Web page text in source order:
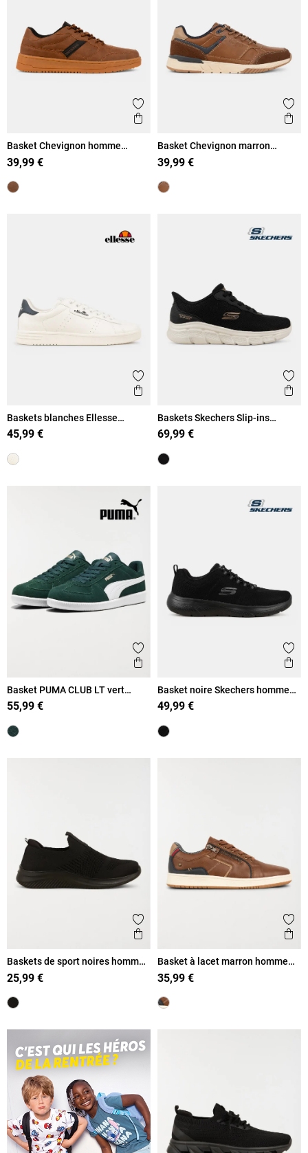
Ajouter aux favoris
Aperçu rapide
Basket Chevignon homme
marron (41-46)
39,99 €
Basket Chevignon marron
homme (41-46)
39,99 €
Ajouter aux favoris
Aperçu rapide
Baskets blanches Ellesse
homme (40-46)
45,99 €
Baskets Skechers Slip-ins
homme (41-46)
69,99 €
Ajouter aux favoris
Aperçu rapide
Basket PUMA CLUB LT vert
homme (41-46)
55,99 €
Basket noire Skechers homme
(41-46)
49,99 €
Ajouter aux favoris
Aperçu rapide
Baskets de sport noires homme
(40-46)
25,99 €
Basket à lacet marron homme
(40-45)
35,99 €